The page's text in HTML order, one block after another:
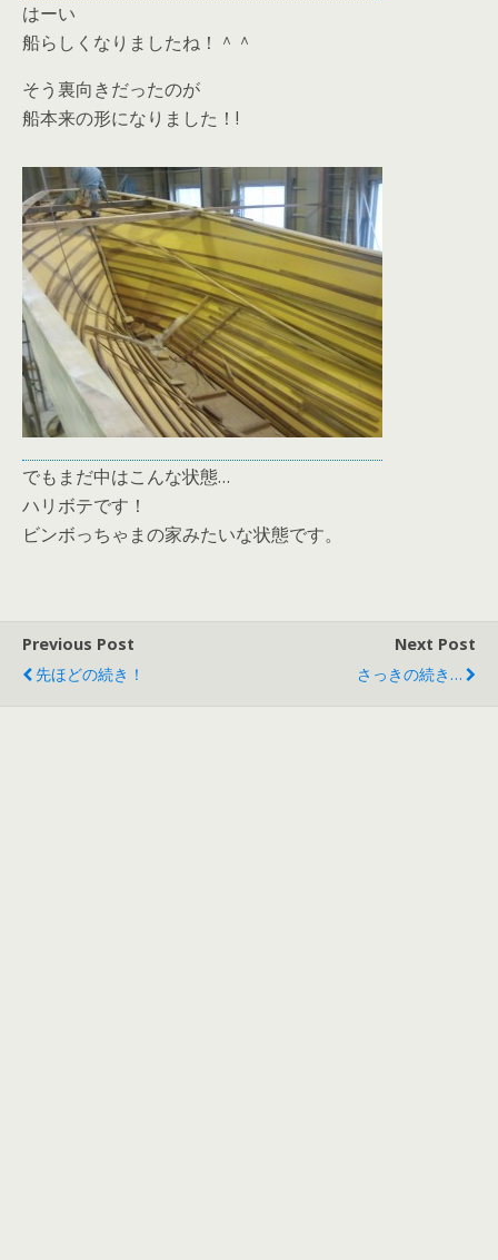
はーい
船らしくなりましたね！＾＾
そう裏向きだったのが
船本来の形になりました！!
でもまだ中はこんな状態…
ハリボテです！
ビンボっちゃまの家みたいな状態です。
Previous Post
先ほどの続き！
Next Post
さっきの続き…